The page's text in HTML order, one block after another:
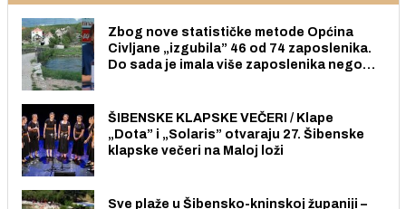
Zbog nove statističke metode Općina
Civljane „izgubila” 46 od 74 zaposlenika.
Do sada je imala više zaposlenika nego
ŠIBENSKE KLAPSKE VEČERI / Klape
„Dota” i „Solaris” otvaraju 27. Šibenske
klapske večeri na Maloj loži
Sve plaže u Šibensko-kninskoj županiji –